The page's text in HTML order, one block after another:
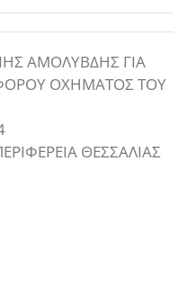
ΑΜΟΛΥΒΔΗΣ ΓΙΑ
ΟΧΗΜΑΤΟΣ ΤΟΥ
ΘΕΣΣΑΛΙΑΣ